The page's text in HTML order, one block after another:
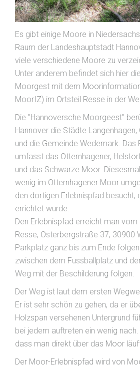
Es gibt einige Moore in
Raum der Landeshauptstadt
viele verschiedene Moore zu
Unter anderem befindet sich hier
Moorgest mit dem
MoorIZ) im Ortsteil Resse in der
Die "Hannoversche Moorgeest"
Hannover die Städte
und die Gemeinde Wedemark. Das
umfasst das Otternhagener,
und das Schwarze Moor.
wenig im Otternhagener Moor
den dortigen Erlebnispfad besucht,
errichtet wurde.
Den Erlebnispfad erreicht man
Resse, Osterbergstraße 37, 30900
Parkplatz ganz bis zum Ende
zwischen dem Fussballplatz und
Weg mit der Beschilderung folgen.
Der Weg ist laut dem ersten
Er ist sehr schön zu gehen, da er
Holzspan versehenen Untergrund
bei jedem auftreten ein wenig nach.
dass man direkt über das Moor
Der Moor-Erlebnispfad wird von